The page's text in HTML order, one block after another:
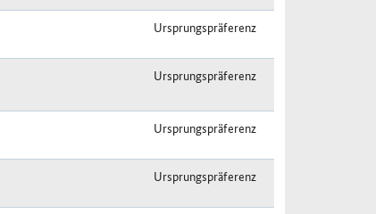
Ursprungspräferenz
Ursprungspräferenz
Ursprungspräferenz
Ursprungspräferenz